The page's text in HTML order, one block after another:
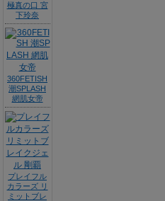
極真の口 宮
下玲奈
360FETISH
潮SPLASH
網肌女帝
プレイフル
カラーズ リ
ミットブレ